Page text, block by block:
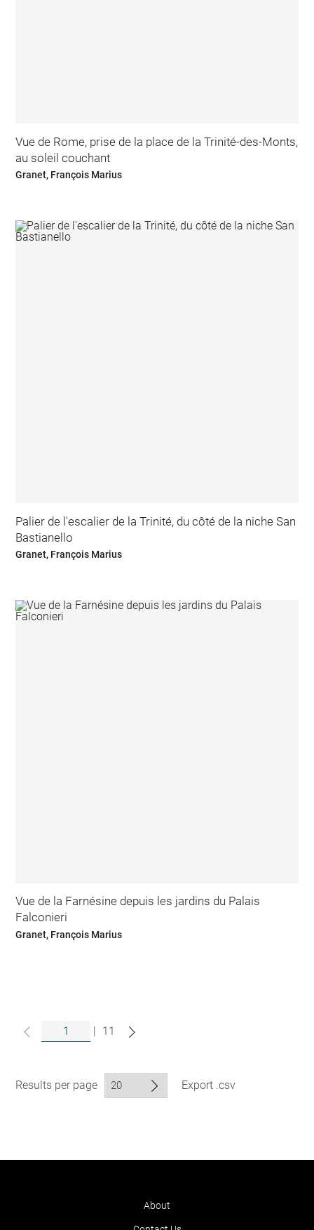
Vue de Rome, prise de la place de la Trinité-des-Monts,
au soleil couchant
Granet, François Marius
Palier de l'escalier de la Trinité, du côté de la niche San
Bastianello
Granet, François Marius
Vue de la Farnésine depuis les jardins du Palais
Falconieri
Granet, François Marius
| 11
Results per page Export .csv
About